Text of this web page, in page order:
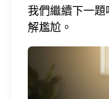
我們繼續下一
解尷尬。